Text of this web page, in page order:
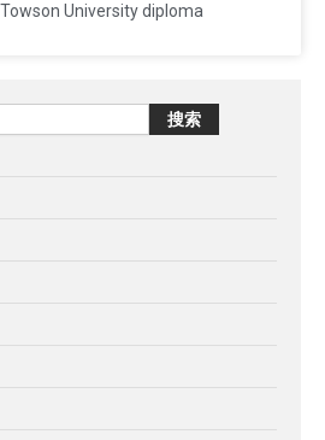
University diploma
搜索